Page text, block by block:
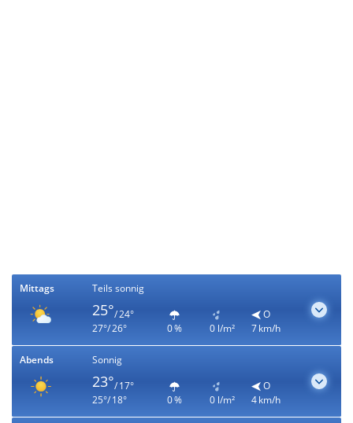
Mittags Teils sonnig
25°/ 24°
27°/ 26°
0 % 0 l/m²
O
7 km/h
Abends Sonnig
23°/ 17°
25°/ 18°
0 % 0 l/m²
O
4 km/h